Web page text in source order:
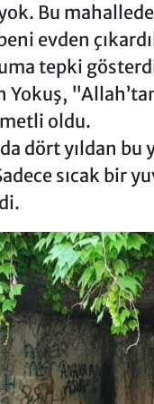
Bu
evden
tepki
oldu.
dört yıldan
sıcak bir